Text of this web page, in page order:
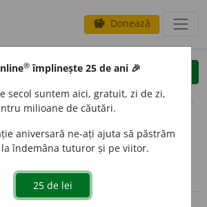
savings Donează
clear
opțiuni
(1) definiții (19)
declinări
® împlinește 25 de ani 🎉
secol suntem aici, gratuit, zi de zi,
milioane de căutări.
aniversară ne-ați ajuta să păstrăm
îndemâna tuturor și pe viitor.